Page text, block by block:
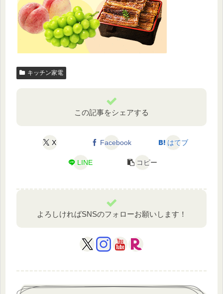
キッチン家電
この記事をシェアする
X Facebook はてブ
LINE コピー
よろしければSNSのフォローお願いします！